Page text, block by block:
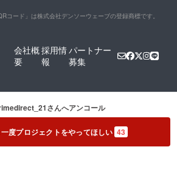
コード」は株式会社デンソーウェーブの登録商標です。
会社概
要
採用情
報
パートナー
募集
さんへアンコール
一度プロジェクトをやってほしい 43